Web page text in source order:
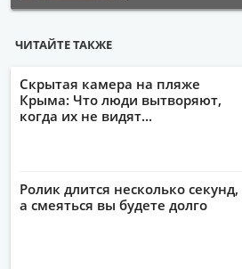
ЧИТАЙТЕ ТАКЖЕ
Скрытая камера на пляже
Крыма: Что люди вытворяют,
когда их не видят...
Ролик длится несколько секунд,
а смеяться вы будете долго